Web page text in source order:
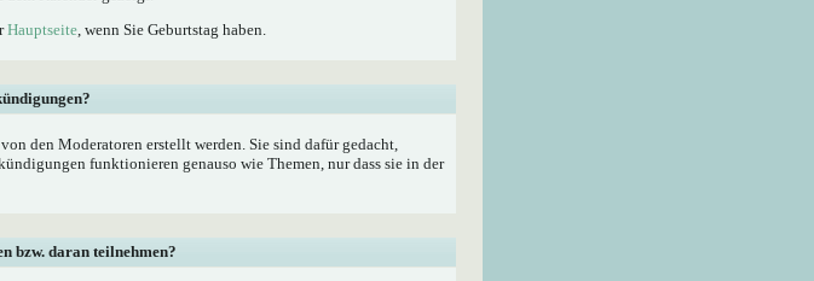
Hauptseite, wenn Sie Geburtstag haben.
den Moderatoren erstellt werden. Sie sind dafür gedacht,
funktionieren genauso wie Themen, nur dass sie in der
bzw. daran teilnehmen?